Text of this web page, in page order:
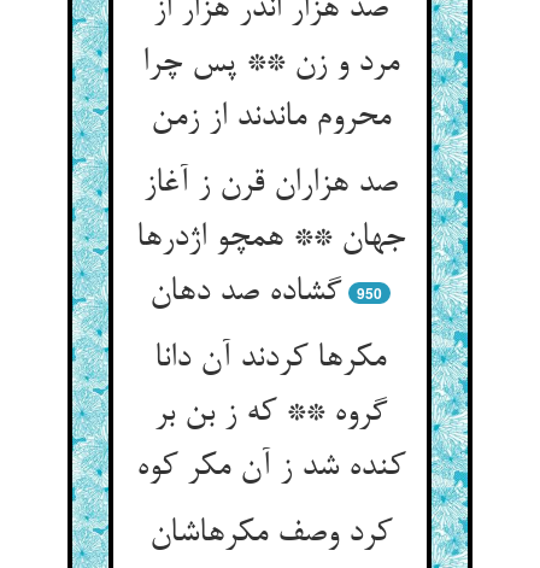
صد هزار اندر هزار از
مرد و زن ** پس چرا
محروم ماندند از زمن‌‌
صد هزاران قرن ز آغاز
جهان ** همچو اژدرها
950
مکرها کردند آن دانا
گروه ** که ز بن بر
کنده شد ز آن مکر کوه‌‌
کرد وصف مکرهاشان